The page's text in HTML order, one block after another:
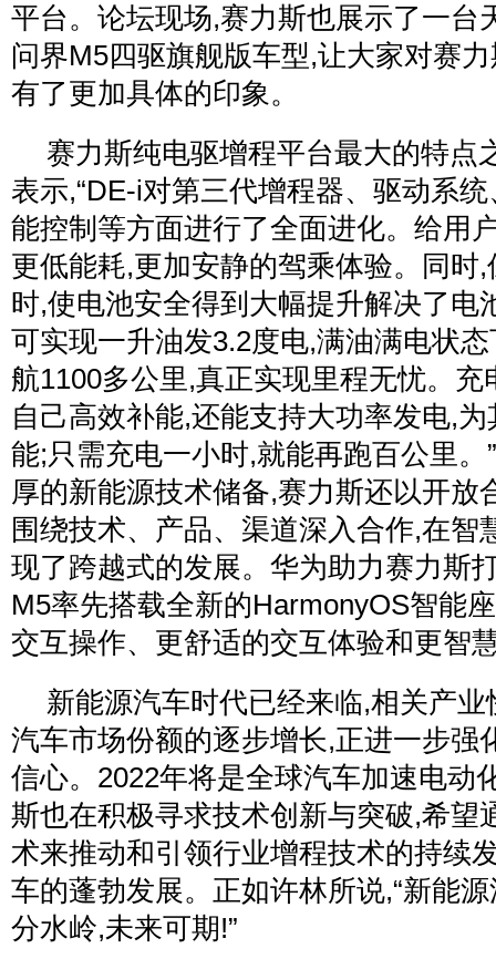
平台。论坛现场,赛力斯也展示了一台
问界M5四驱旗舰版车型,让大家对赛
有了更加具体的印象。
赛力斯纯电驱增程平台最大的特点
表示,“DE-i对第三代增程器、驱动系
能控制等方面进行了全面进化。给用
更低能耗,更加安静的驾乘体验。同时
时,使电池安全得到大幅提升解决了电
可实现一升油发3.2度电,满油满电状
航1100多公里,真正实现里程无忧。充
自己高效补能,还能支持大功率发电,
能;只需充电一小时,就能再跑百公里。
厚的新能源技术储备,赛力斯还以开放
围绕技术、产品、渠道深入合作,在智
现了跨越式的发展。华为助力赛力斯
M5率先搭载全新的HarmonyOS智能
交互操作、更舒适的交互体验和更智
新能源汽车时代已经来临,相关产
汽车市场份额的逐步增长,正进一步强
信心。2022年将是全球汽车加速电动
斯也在积极寻求技术创新与突破,希望
术来推动和引领行业增程技术的持续
车的蓬勃发展。正如许林所说,“新能
分水岭,未来可期!”